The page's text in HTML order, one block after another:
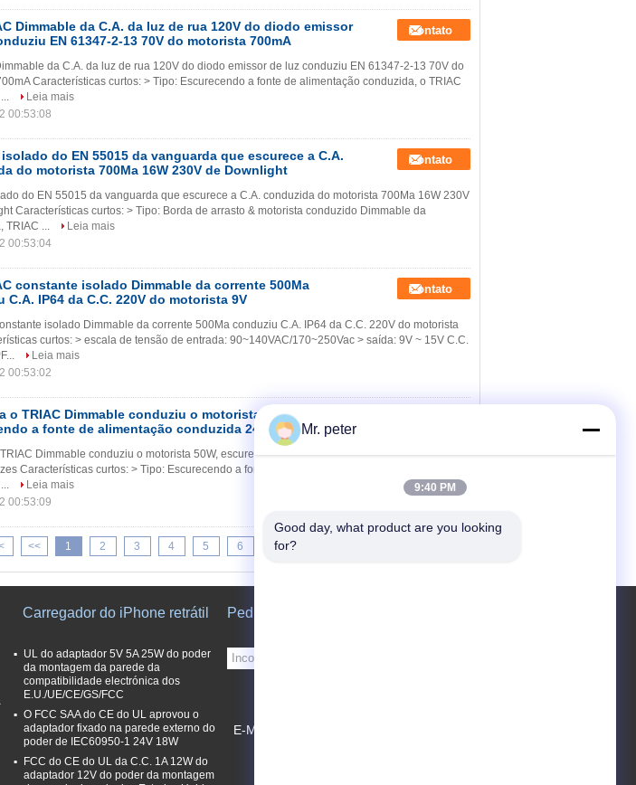
Dimmable da C.A. da luz de rua 120V do diodo emissor
EN 61347-2-13 70V do motorista 700mA
Contato
da C.A. da luz de rua 120V do diodo emissor de luz conduziu EN 61347-2-13 70V do
Características curtos: > Tipo: Escurecendo a fonte de alimentação conduzida, o TRIAC
Leia mais
00:53:08
isolado do EN 55015 da vanguarda que escurece a C.A.
do motorista 700Ma 16W 230V de Downlight
Contato
do EN 55015 da vanguarda que escurece a C.A. conduzida do motorista 700Ma 16W 230V
Características curtos: > Tipo: Borda de arrasto & motorista conduzido Dimmable da
TRIAC ...
Leia mais
00:53:04
constante isolado Dimmable da corrente 500Ma
C.A. IP64 da C.C. 220V do motorista 9V
Contato
isolado Dimmable da corrente 500Ma conduziu C.A. IP64 da C.C. 220V do motorista
curtos: > escala de tensão de entrada: 90~140VAC/170~250Vac > saída: 9V ~ 15V C.C.
Leia mais
00:53:02
o TRIAC Dimmable conduziu o motorista 50W,
a fonte de alimentação conduzida 24V das luzes
Dimmable conduziu o motorista 50W, escurecendo a fonte de alimentação conduzida
Características curtos: > Tipo: Escurecendo a fonte de alimentação conduzida, o TRIAC
Leia mais
00:53:09
<< 1 2 3 4 5 6 7
Carregador do iPhone retrátil
UL do adaptador 5V 5A 25W do poder
da montagem da parede da
compatibilidade electrónica dos
E.U./UE/CE/GS/FCC
O FCC SAA do CE do UL aprovou o
adaptador fixado na parede externo do
poder de IEC60950-1 24V 18W
FCC do CE do UL da C.C. 1A 12W do
adaptador 12V do poder da montagem
Pedir um orçamento
E-Mail
Mr. peter
9:40 PM
Good day, what product are you looking
for?